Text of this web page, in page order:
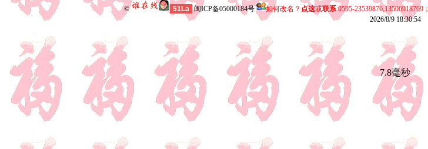
© 51La 闽ICP备05000184号 如何改名？ 点这或联系:0595-23539876,13506918769；
2026/8/9 18:30:54
7.8毫秒